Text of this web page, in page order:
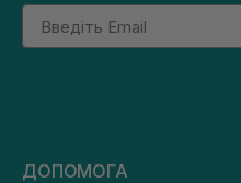
Email
ДОПОМОГА